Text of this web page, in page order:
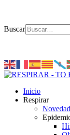
Buscar
Inicio
Respirar